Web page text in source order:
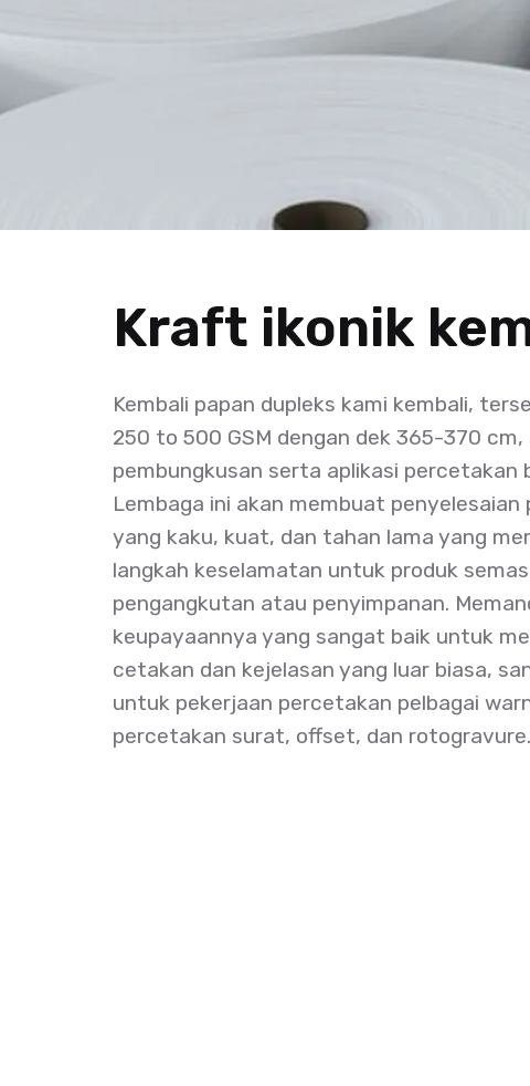
Kraft ikonik
Kembali papan dupleks kami kembali,
250 to 500 GSM dengan dek 365-370
pembungkusan serta aplikasi percetakan
Lembaga ini akan membuat penyelesaian
yang kaku, kuat, dan tahan lama yang
langkah keselamatan untuk produk
pengangkutan atau penyimpanan.
keupayaannya yang sangat baik untuk
cetakan dan kejelasan yang luar biasa,
untuk pekerjaan percetakan pelbagai
percetakan surat, offset, dan rotogravure.